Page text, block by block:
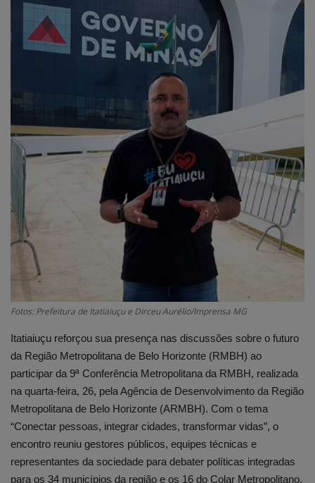
Edições em PDF
Fotos: Prefeitura de Itatiaiuçu e Dirceu Aurélio/Imprensa MG
Itatiaiuçu reforçou sua presença nas discussões sobre o futuro
da Região Metropolitana de Belo Horizonte (RMBH) ao
participar da 9ª Conferência Metropolitana da RMBH, realizada
na quarta-feira, 26, pela Agência de Desenvolvimento da Região
Metropolitana de Belo Horizonte (ARMBH). Com o tema
“Conectar pessoas, integrar cidades, transformar vidas”, o
encontro reuniu gestores públicos, equipes técnicas e
representantes da sociedade para debater políticas integradas
para os 34 municípios da região e os 16 do Colar Metropolitano.